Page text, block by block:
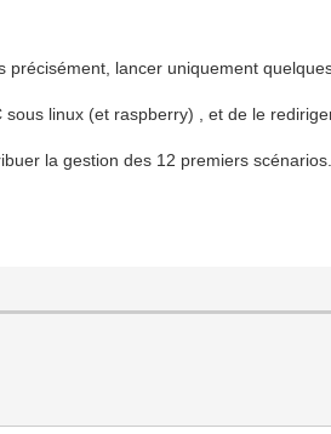
lancer uniquement
linux (et raspberry) , et de le
la gestion des 12 premiers